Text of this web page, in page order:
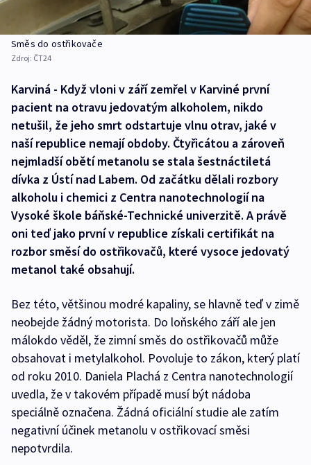
Směs do ostřikovače
Zdroj: ČT24
Karviná - Když vloni v září zemřel v Karviné první
pacient na otravu jedovatým alkoholem, nikdo
netušil, že jeho smrt odstartuje vlnu otrav, jaké v
naší republice nemají obdoby. Čtyřicátou a zároveň
nejmladší obětí metanolu se stala šestnáctiletá
dívka z Ústí nad Labem. Od začátku dělali rozbory
alkoholu i chemici z Centra nanotechnologií na
Vysoké škole báňské-Technické univerzitě. A právě
oni teď jako první v republice získali certifikát na
rozbor směsí do ostřikovačů, které vysoce jedovatý
metanol také obsahují.
Bez této, většinou modré kapaliny, se hlavně teď v zimě
neobejde žádný motorista. Do loňského září ale jen
málokdo věděl, že zimní směs do ostřikovačů může
obsahovat i metylalkohol. Povoluje to zákon, který platí
od roku 2010. Daniela Plachá z Centra nanotechnologií
uvedla, že v takovém případě musí být nádoba
speciálně označena. Žádná oficiální studie ale zatím
negativní účinek metanolu v ostřikovací směsi
nepotvrdila.